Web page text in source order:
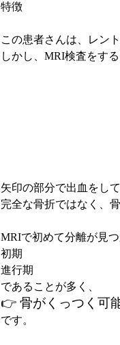
特徴
この患者さんは、レン
しかし、 MRI検査をする
矢印の部分で出血をし
完全な骨折ではなく、
MRIで初めて分離が見
初期
進行期
であることが多く、
👉 骨がくっつく可
です。